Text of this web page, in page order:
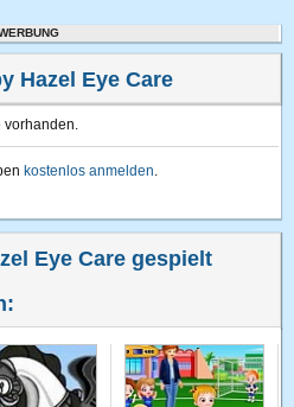
Hazel Eye Care
vorhanden.
kostenlos anmelden.
Eye Care gespielt